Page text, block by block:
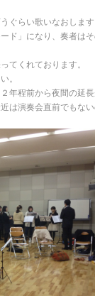
ぐらい歌いなおします
ド」になり、奏者は
てくれております。
。
年程前から夜間の延長
は演奏会直前でもな